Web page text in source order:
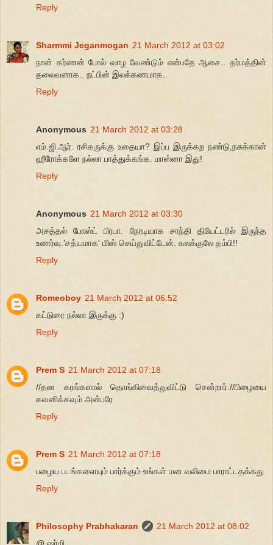
Reply
Sharmmi Jeganmogan 21 March 2012 at 03:02
நான் கர்ணன் போல் வாழ வேண்டும் என்பதே ஆசை.. தர்மத்தின்
தலைவனாக.. நட்பின் இலக்கணமாக..
Reply
Anonymous 21 March 2012 at 03:28
எம்.ஜி.ஆர். ரசிகருக்கு உதையா? இப்ப இருக்கற நண்டு,நசுக்கான்
ஹீரோக்களே நல்லா பாத்துக்கங்க. மாஸ்னா இது!
Reply
Anonymous 21 March 2012 at 03:30
அசத்தல் போஸ்ட் பிரபா. நேரடியாக சாந்தி தியேட்டரில் இருந்த
உணர்வு.'சத்யமாக' மிஸ் செய்துவிட்டேன். கலக்குலே தம்பி!!
Reply
Romeoboy 21 March 2012 at 06:52
கட்டுரை நல்லா இருக்கு :)
Reply
Prem S 21 March 2012 at 07:18
//தன கரங்களால் தொங்கிவைத்துவிட்டு சென்றார்.//பிழையை
கவனிக்கவும் அன்பரே
Reply
Prem S 21 March 2012 at 07:18
பழைய படங்களையும் பார்க்கும் உங்கள் மன வலிமை பாராட்டதக்கது
Reply
Philosophy Prabhakaran
21 March 2012 at 08:02
@ ஷர்மி